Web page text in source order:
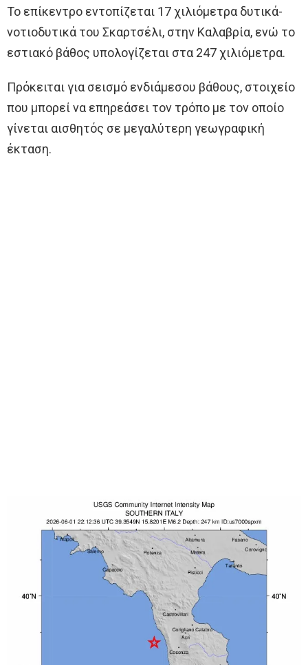
Το επίκεντρο εντοπίζεται 17 χιλιόμετρα δυτικά-
νοτιοδυτικά του Σκαρτσέλι, στην Καλαβρία, ενώ το
εστιακό βάθος υπολογίζεται στα 247 χιλιόμετρα.
Πρόκειται για σεισμό ενδιάμεσου βάθους, στοιχείο
που μπορεί να επηρεάσει τον τρόπο με τον οποίο
γίνεται αισθητός σε μεγαλύτερη γεωγραφική
έκταση.